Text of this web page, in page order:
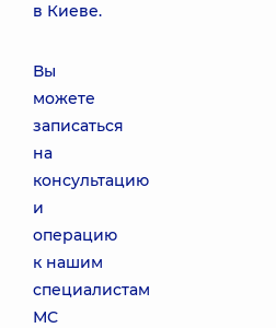
в Киеве.
Вы
можете
записаться
на
консультацию
и
операцию
к нашим
специалистам
МС